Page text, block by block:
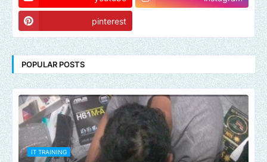
pinterest
POPULAR POSTS
IT TRAINING